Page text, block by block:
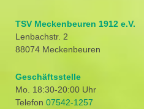
TSV Meckenbeuren 1912 e.V.
Lenbachstr. 2
88074 Meckenbeuren
Geschäftsstelle
Mo. 18:30-20:00 Uhr
Telefon 07542-1257